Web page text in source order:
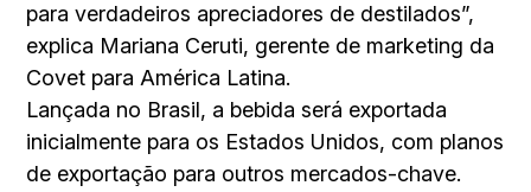
para verdadeiros apreciadores de destilados”,
explica Mariana Ceruti, gerente de marketing da
Covet para América Latina.
Lançada no Brasil, a bebida será exportada
inicialmente para os Estados Unidos, com planos
de exportação para outros mercados-chave.